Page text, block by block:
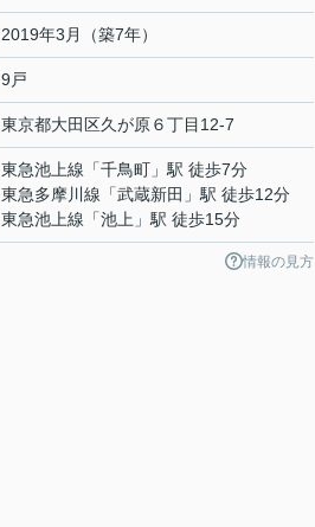
2019年3月（築7年）
9戸
東京都大田区久が原６丁目12-7
東急池上線 「千鳥町 」駅 徒歩7分
東急多摩川線 「武蔵新田 」駅 徒歩12分
東急池上線 「池上 」駅 徒歩15分
情報の見方